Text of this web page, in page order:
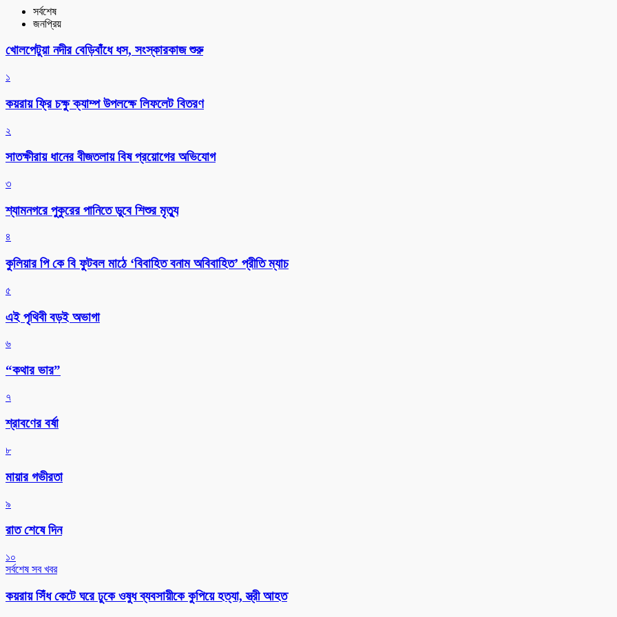
সর্বশেষ
জনপ্রিয়
খোলপেটুয়া নদীর বেড়িবাঁধে ধস, সংস্কারকাজ শুরু
১
কয়রায় ফ্রি চক্ষু ক্যাম্প উপলক্ষে লিফলেট বিতরণ
২
সাতক্ষীরায় ধানের বীজতলায় বিষ প্রয়োগের অভিযোগ
৩
শ্যামনগরে পুকুরের পানিতে ডুবে শিশুর মৃত্যু
৪
কুলিয়ার পি কে বি ফুটবল মাঠে ‘বিবাহিত বনাম অবিবাহিত’ প্রীতি ম্যাচ
৫
এই পৃথিবী বড়ই অভাগা
৬
“কথার ভার”
৭
শ্রাবণের বর্ষা
৮
মায়ার গভীরতা
৯
রাত শেষে দিন
১০
সর্বশেষ সব খবর
কয়রায় সিঁধ কেটে ঘরে ঢুকে ওষুধ ব্যবসায়ীকে কুপিয়ে হত্যা, স্ত্রী আহত